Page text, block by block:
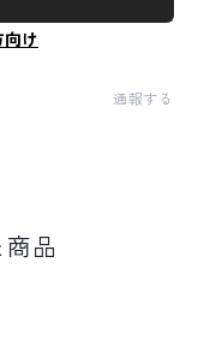
向け
通報する
品